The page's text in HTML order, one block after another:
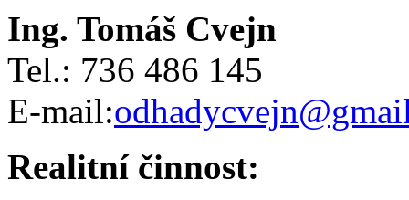
Ing. Tomáš Cvejn
Tel.: 736 486 145
E-mail:
Realitní činnost: